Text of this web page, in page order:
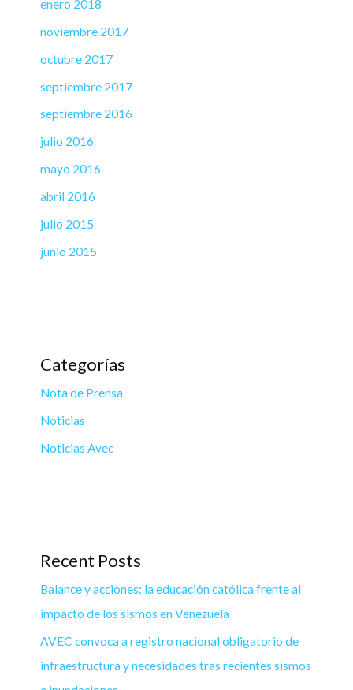
enero 2018
noviembre 2017
octubre 2017
septiembre 2017
septiembre 2016
julio 2016
mayo 2016
abril 2016
julio 2015
junio 2015
Categorías
Nota de Prensa
Noticias
Noticias Avec
Recent Posts
Balance y acciones: la educación católica frente al
impacto de los sismos en Venezuela
AVEC convoca a registro nacional obligatorio de
infraestructura y necesidades tras recientes sismos